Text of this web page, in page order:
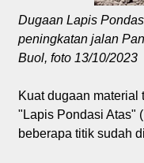
Dugaan Lapis
peningkatan jalan
Buol, foto 13/10/2023
Kuat dugaan
"Lapis Pondasi Atas"
beberapa titik sudah